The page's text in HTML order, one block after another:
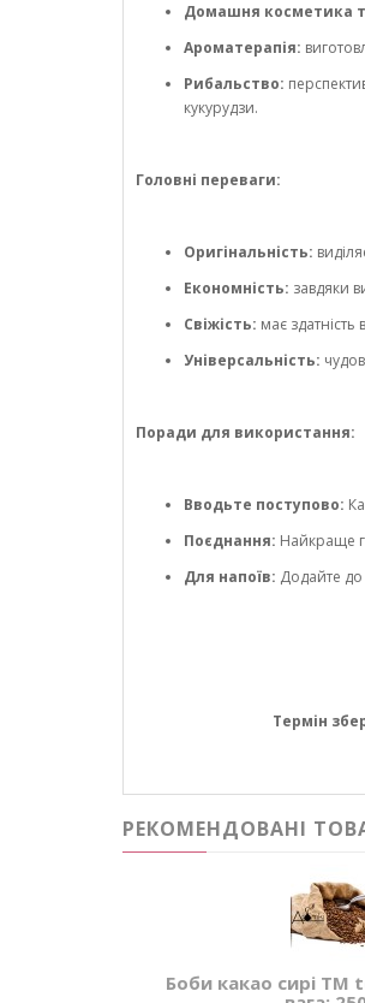
Домашня косметика
Ароматерапія:
Рибальство:
кукурудзи.
Головні переваги:
Оригінальність:
Економність: завдяки
Свіжість: має
Універсальність:
Поради для використання:
Вводьте поступово:
Поєднання: Найкраще
Для напоїв: Додайте до
Термін
РЕКОМЕНДОВАНІ
Боби какао сирі